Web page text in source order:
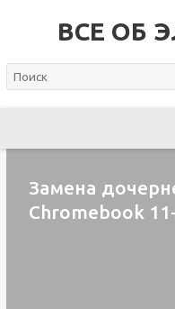
ВСЕ ОБ
Замена
Chromebook